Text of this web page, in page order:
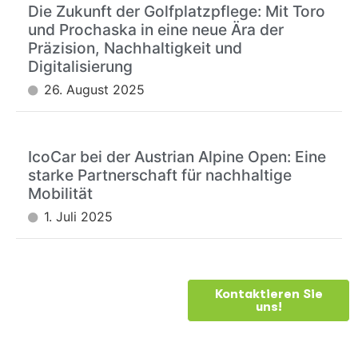
Die Zukunft der Golfplatzpflege: Mit Toro
und Prochaska in eine neue Ära der
Präzision, Nachhaltigkeit und
Digitalisierung
26. August 2025
IcoCar bei der Austrian Alpine Open: Eine
starke Partnerschaft für nachhaltige
Mobilität
1. Juli 2025
Kontaktieren Sie
uns!